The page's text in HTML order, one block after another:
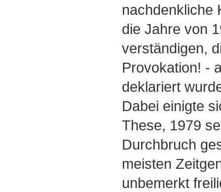
nachdenkliche
die Jahre von
verständigen,
Provokation! -
deklariert
Dabei einigte
These, 1979
Durchbruch
meisten
unbemerkt